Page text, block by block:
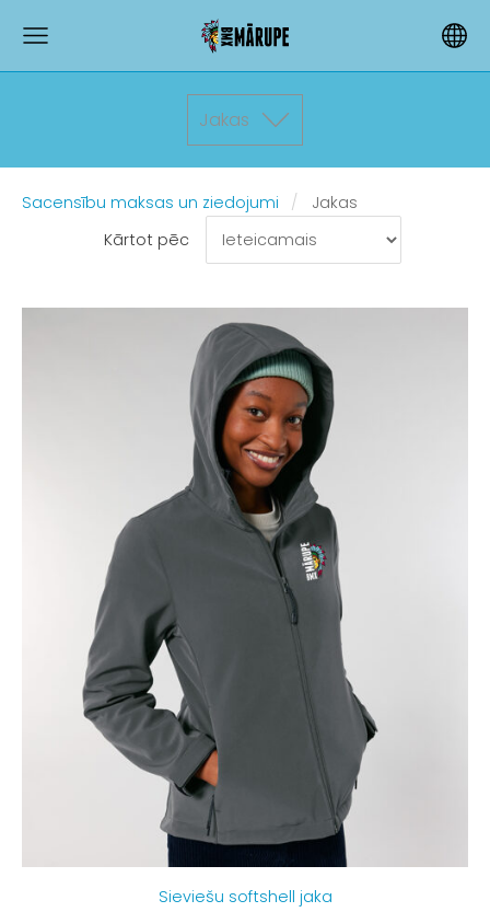
Jakas
Sacensību maksas un ziedojumi
Jakas
Kārtot pēc
Sieviešu softshell jaka